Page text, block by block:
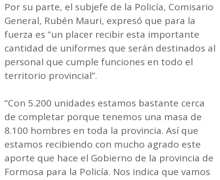
Por su parte, el subjefe de la Policía, Comisario
General, Rubén Mauri, expresó que para la
fuerza es “un placer recibir esta importante
cantidad de uniformes que serán destinados al
personal que cumple funciones en todo el
territorio provincial”.
“Con 5.200 unidades estamos bastante cerca
de completar porque tenemos una masa de
8.100 hombres en toda la provincia. Así que
estamos recibiendo con mucho agrado este
aporte que hace el Gobierno de la provincia de
Formosa para la Policía. Nos indica que vamos